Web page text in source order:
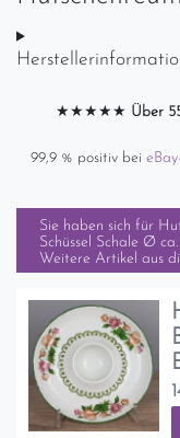
★★★★★ Über
99,9 % positiv bei
Sie haben sich für
Schüssel Schale Ø
Weitere Artikel aus